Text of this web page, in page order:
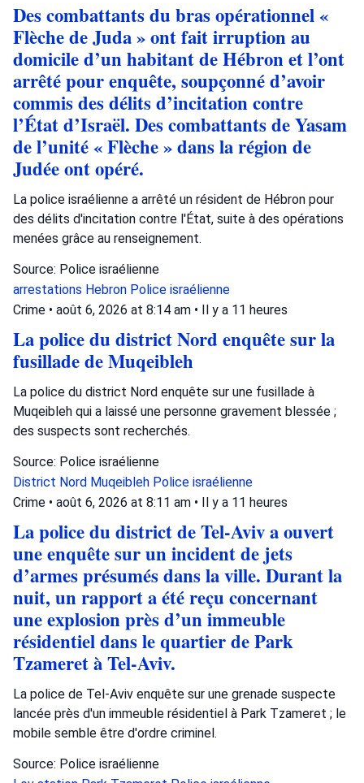
Des combattants du bras opérationnel «
Flèche de Juda » ont fait irruption au
domicile d’un habitant de Hébron et l’ont
arrêté pour enquête, soupçonné d’avoir
commis des délits d’incitation contre
l’État d’Israël. Des combattants de Yasam
de l’unité « Flèche » dans la région de
Judée ont opéré.
La police israélienne a arrêté un résident de Hébron pour
des délits d'incitation contre l'État, suite à des opérations
menées grâce au renseignement.
Source: Police israélienne
arrestations Hebron Police israélienne
Crime • août 6, 2026 at 8:14 am • Il y a 11 heures
La police du district Nord enquête sur la
fusillade de Muqeibleh
La police du district Nord enquête sur une fusillade à
Muqeibleh qui a laissé une personne gravement blessée ;
des suspects sont recherchés.
Source: Police israélienne
District Nord Muqeibleh Police israélienne
Crime • août 6, 2026 at 8:11 am • Il y a 11 heures
La police du district de Tel-Aviv a ouvert
une enquête sur un incident de jets
d’armes présumés dans la ville. Durant la
nuit, un rapport a été reçu concernant
une explosion près d’un immeuble
résidentiel dans le quartier de Park
Tzameret à Tel-Aviv.
La police de Tel-Aviv enquête sur une grenade suspecte
lancée près d'un immeuble résidentiel à Park Tzameret ; le
mobile semble être d'ordre criminel.
Source: Police israélienne